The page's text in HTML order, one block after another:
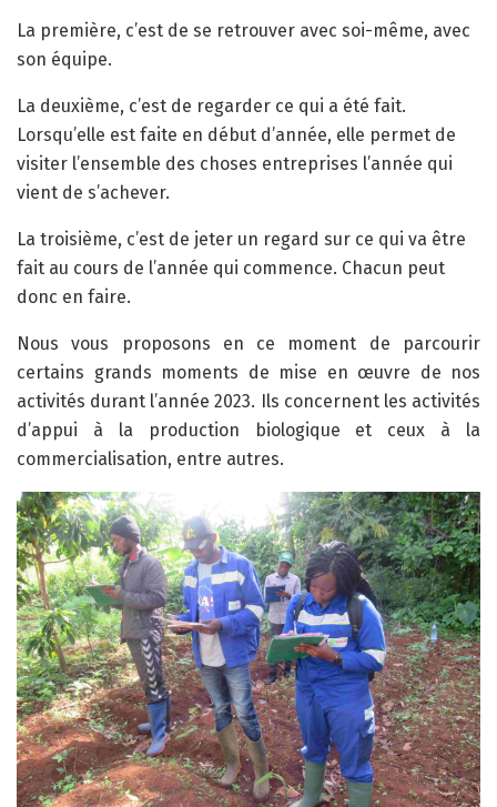
La première, c’est de se retrouver avec soi-même, avec
son équipe.
La deuxième, c’est de regarder ce qui a été fait.
Lorsqu’elle est faite en début d’année, elle permet de
visiter l’ensemble des choses entreprises l’année qui
vient de s’achever.
La troisième, c’est de jeter un regard sur ce qui va être
fait au cours de l’année qui commence. Chacun peut
donc en faire.
Nous vous proposons en ce moment de parcourir
certains grands moments de mise en œuvre de nos
activités durant l’année 2023. Ils concernent les activités
d’appui à la production biologique et ceux à la
commercialisation, entre autres.